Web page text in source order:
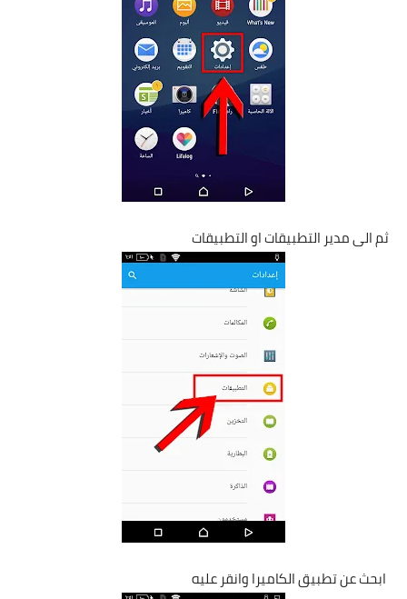
ثم الى مدير التطبيقات او التطبيقات
ابحث عن تطبيق الكاميرا وانقر عليه